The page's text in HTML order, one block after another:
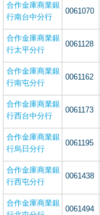
合作金庫商業銀
行南台中分行
0061070
合作金庫商業銀
行太平分行
0061128
合作金庫商業銀
行南屯分行
0061162
合作金庫商業銀
行西台中分行
0061173
合作金庫商業銀
行烏日分行
0061195
合作金庫商業銀
行西屯分行
0061438
合作金庫商業銀
0061494